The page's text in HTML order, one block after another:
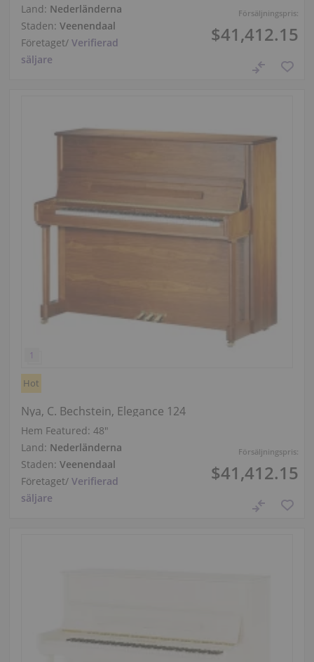
Försäljningspris:
$41,412.15
Land: Nederländerna
Staden: Veenendaal
Företaget/ Verifierad
säljare
Försäljningspris:
$41,412.15
Hot
Nya, C. Bechstein, Elegance 124
Hem Featured: 48″
Land: Nederländerna
Staden: Veenendaal
Företaget/ Verifierad
säljare